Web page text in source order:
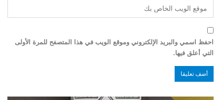
احفظ اسمي والبريد الإلكتروني وموقع الويب في هذا المتصفح للمرة الأولى
التي أعلق فيها.